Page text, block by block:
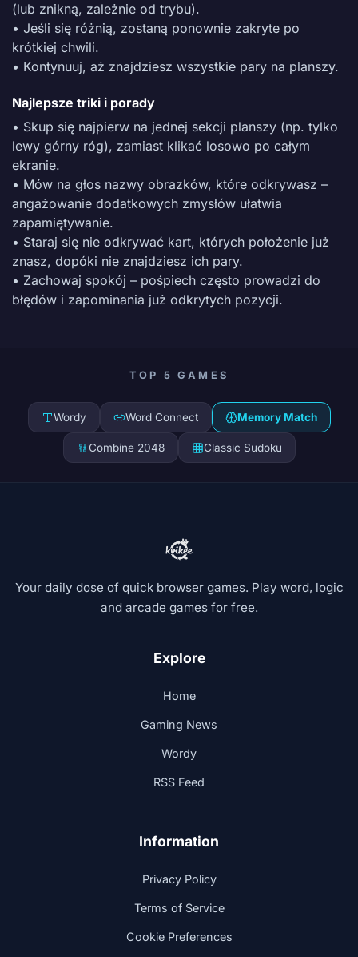
(lub znikną, zależnie od trybu).
• Jeśli się różnią, zostaną ponownie zakryte po
krótkiej chwili.
• Kontynuuj, aż znajdziesz wszystkie pary na planszy.
Najlepsze triki i porady
• Skup się najpierw na jednej sekcji planszy (np. tylko
lewy górny róg), zamiast klikać losowo po całym
ekranie.
• Mów na głos nazwy obrazków, które odkrywasz –
angażowanie dodatkowych zmysłów ułatwia
zapamiętywanie.
• Staraj się nie odkrywać kart, których położenie już
znasz, dopóki nie znajdziesz ich pary.
• Zachowaj spokój – pośpiech często prowadzi do
błędów i zapominania już odkrytych pozycji.
TOP 5 GAMES
Wordy Word Connect Memory Match
Combine 2048 Classic Sudoku
Your daily dose of quick browser games. Play word, logic
and arcade games for free.
Explore
Home
Gaming News
Wordy
RSS Feed
Information
Privacy Policy
Terms of Service
Cookie Preferences